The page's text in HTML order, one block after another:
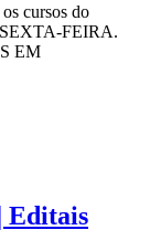
cursos do
SEXTA-FEIRA.
EM
Editais